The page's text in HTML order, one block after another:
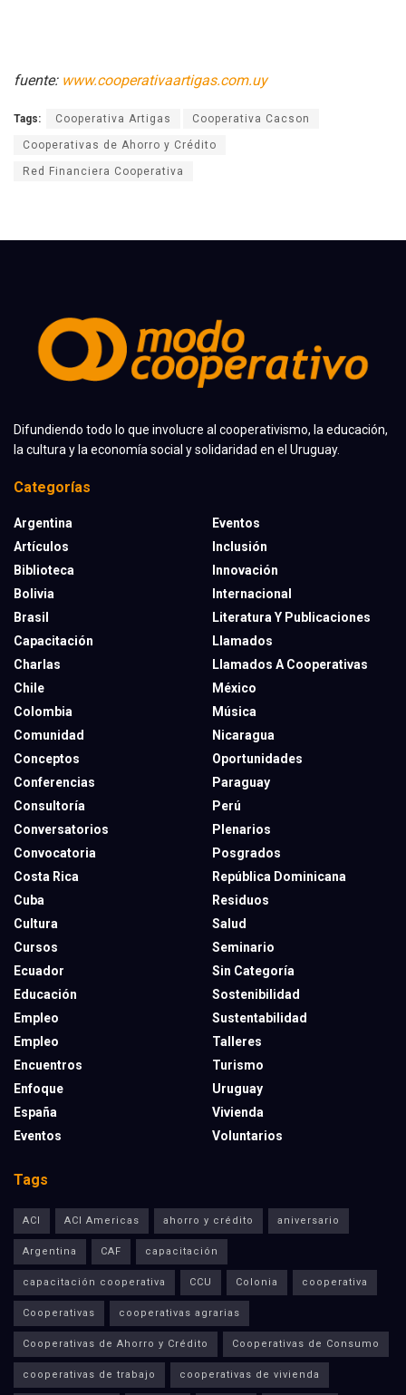
fuente: www.cooperativaartigas.com.uy
Tags: Cooperativa Artigas Cooperativa Cacson
Cooperativas de Ahorro y Crédito
Red Financiera Cooperativa
Difundiendo todo lo que involucre al cooperativismo, la educación,
la cultura y la economía social y solidaridad en el Uruguay.
Categorías
Argentina
Artículos
Biblioteca
Bolivia
Brasil
Capacitación
Charlas
Chile
Colombia
Comunidad
Conceptos
Conferencias
Consultoría
Conversatorios
Convocatoria
Costa Rica
Cuba
Cultura
Cursos
Ecuador
Educación
Empleo
Empleo
Encuentros
Enfoque
España
Eventos
Eventos
Inclusión
Innovación
Internacional
Literatura Y Publicaciones
Llamados
Llamados A Cooperativas
México
Música
Nicaragua
Oportunidades
Paraguay
Perú
Plenarios
Posgrados
República Dominicana
Residuos
Salud
Seminario
Sin Categoría
Sostenibilidad
Sustentabilidad
Talleres
Turismo
Uruguay
Vivienda
Voluntarios
Tags
ACI ACI Americas ahorro y crédito aniversario
Argentina CAF capacitación
capacitación cooperativa CCU Colonia cooperativa
Cooperativas cooperativas agrarias
Cooperativas de Ahorro y Crédito Cooperativas de Consumo
cooperativas de trabajo cooperativas de vivienda